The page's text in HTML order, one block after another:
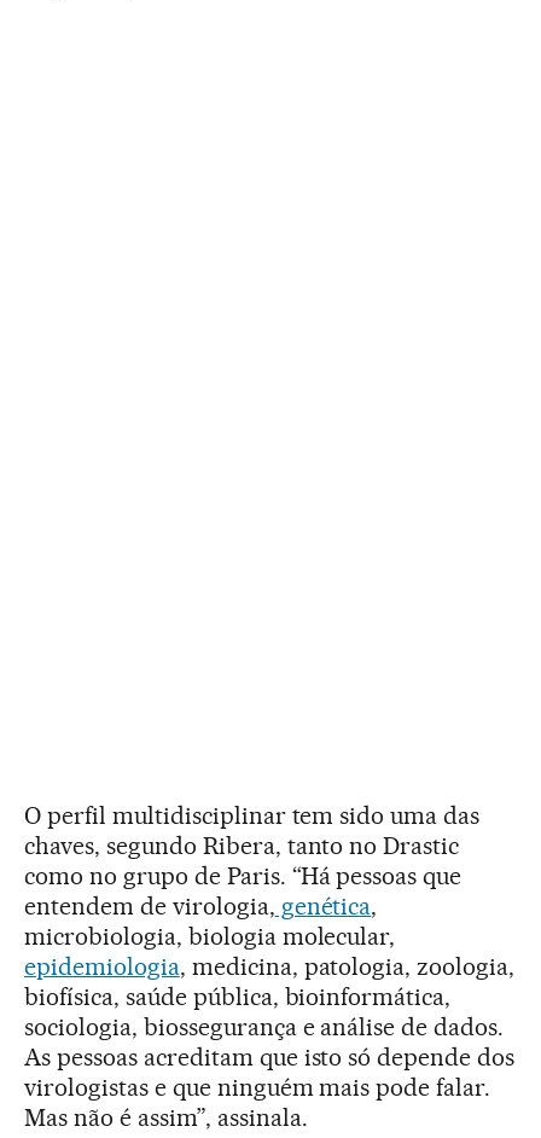
O perfil multidisciplinar tem sido uma das
chaves, segundo Ribera, tanto no Drastic
como no grupo de Paris. “Há pessoas que
entendem de virologia, genética,
microbiologia, biologia molecular,
epidemiologia, medicina, patologia, zoologia,
biofísica, saúde pública, bioinformática,
sociologia, biossegurança e análise de dados.
As pessoas acreditam que isto só depende dos
virologistas e que ninguém mais pode falar.
Mas não é assim”, assinala.